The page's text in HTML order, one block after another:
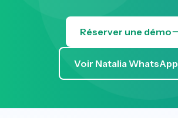
Réserver une démo
Voir Natalia WhatsApp